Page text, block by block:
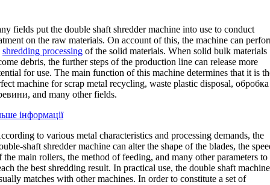
fields put the double shaft shredder machine into use to conduct
on the raw materials.On account of this,the machine can
shredding processing of the solid materials.When solid bulk materials
debris,the further steps of the production line can release more
for use.The main function of this machine determines that it is
machine for scrap metal recycling,waste plastic disposal, обробка
and many other fields.
інформації
to various metal characteristics and processing demands,the
shaft shredder machine can alter the shape of the blades,the
the main rollers,the method of feeding,and many other parameters to
the best shredding result.In practical use,the double shaft machine
matches with other machines.In order to constitute a set of